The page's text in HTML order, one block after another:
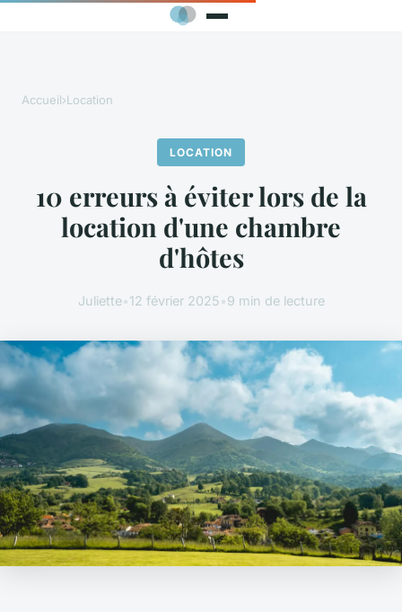
Accueil›Location
LOCATION
10 erreurs à éviter lors de la
location d'une chambre
d'hôtes
Juliette•12 février 2025•9 min de lecture